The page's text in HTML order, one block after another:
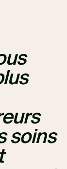
soins